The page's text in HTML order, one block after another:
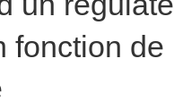
fonction